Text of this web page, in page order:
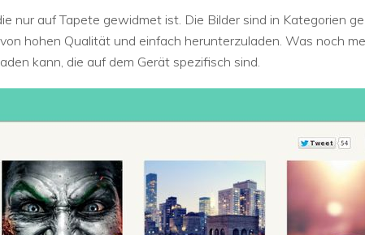
nur auf Tapete gewidmet ist. Die Bilder sind in Kategorien
hohen Qualität und einfach herunterzuladen. Was noch
kann, die auf dem Gerät spezifisch sind.